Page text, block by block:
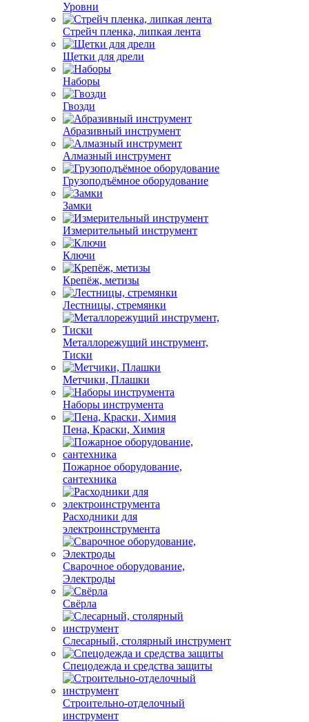
Уровни
Стрейч пленка, липкая лента
Щетки для дрели
Наборы
Гвозди
Абразивный инструмент
Алмазный инструмент
Грузоподъёмное оборудование
Замки
Измерительный инструмент
Ключи
Крепёж, метизы
Лестницы, стремянки
Металлорежущий инструмент,
Тиски
Метчики, Плашки
Наборы инструмента
Пена, Краски, Химия
Пожарное оборудование,
сантехника
Расходники для
электроинструмента
Сварочное оборудование,
Электроды
Свёрла
Слесарный, столярный инструмент
Спецодежда и средства защиты
Строительно-отделочный
инструмент